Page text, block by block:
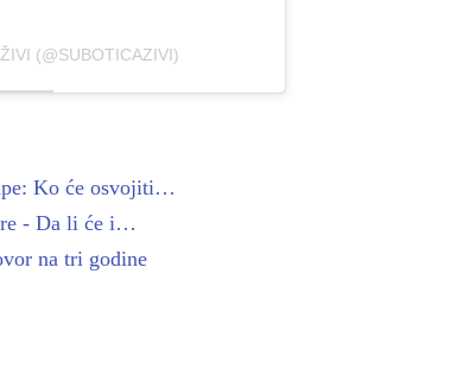
(@SUBOTICAZIVI)
Ko će osvojiti…
- Da li će i…
na tri godine